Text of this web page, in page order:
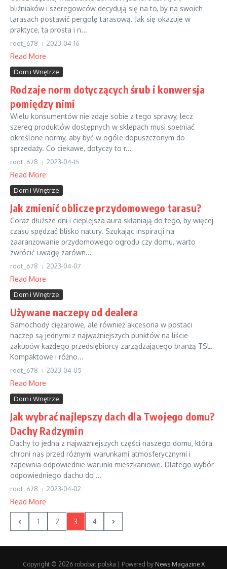
bliźniaków i szeregowców decydują się na to, by na swoich
tarasach postawić pergolę tarasową. Jak się okazuje w
praktyce, ta prosta i n...
root_678 2023-04-16
Read More
Dom i Wnętrze
Rodzaje norm dotyczących śrub i konwersja
pomiędzy nimi
Wielu konsumentów nie zdaje sobie z tego sprawy, lecz
szereg produktów dostępnych w sklepach musi spełniać
określone normy, aby być w ogóle dopuszczonym do
sprzedaży. Co ciekawe, dotyczy to r...
root_678 2023-04-15
Read More
Dom i Wnętrze
Jak zmienić oblicze przydomowego tarasu?
Coraz dłuższe dni i cieplejsza aura skłaniają do tego, by więcej
czasu spędzać blisko natury. Szukając inspiracji na
zaaranżowanie przydomowego ogrodu czy domu, warto
zwrócić uwagę zarówn...
root_678 2023-04-07
Read More
Dom i Wnętrze
Używane naczepy od dealera
Samochody ciężarowe, ale również akcesoria w postaci
naczep są jednymi z najważniejszych punktów na liście
zakupów każdego przedsiębiorcy zarządzającego branżą TSL.
Kompaktowe i różno...
root_678 2023-04-05
Read More
Dom i Wnętrze
Jak wybrać najlepszy dach dla Twojego domu?
Dachy Radzymin
Dachy to jedna z najważniejszych części naszego domu, która
chroni nas przed różnymi warunkami atmosferycznymi i
zapewnia odpowiednie warunki mieszkaniowe. Dlatego wybór
odpowiedniego dachu do ...
root_678 2023-04-02
Read More
1 2 3 4
Copyright © 2026 robobat polska | Powered by News Magazine X